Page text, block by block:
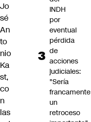
Jo
sé
An
to
nio
Ka
st,
co
n
las
INDH
por
eventual
pérdida
de
acciones
judiciales:
"Sería
francamente
un
retroceso